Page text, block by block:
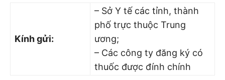
Kính gửi:
– Sở Y tế các tỉnh, thành
phố trực thuộc Trung
ương;
– Các công ty đăng ký có
thuốc được đính chính